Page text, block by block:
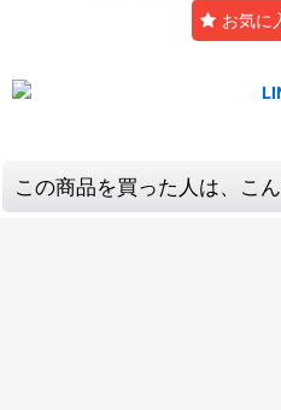
お気に
この商品を買った人は、こ